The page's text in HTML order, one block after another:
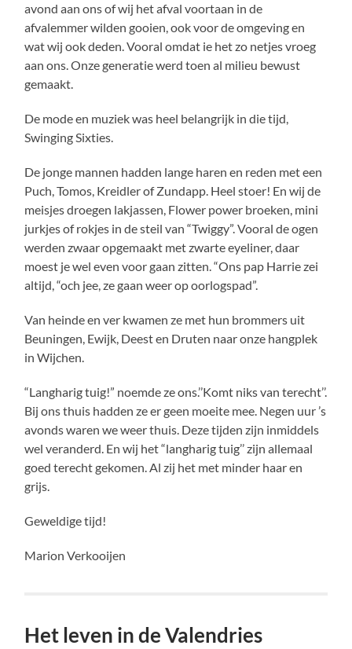
avond aan ons of wij het afval voortaan in de
afvalemmer wilden gooien, ook voor de omgeving en
wat wij ook deden. Vooral omdat ie het zo netjes vroeg
aan ons. Onze generatie werd toen al milieu bewust
gemaakt.
De mode en muziek was heel belangrijk in die tijd,
Swinging Sixties.
De jonge mannen hadden lange haren en reden met een
Puch, Tomos, Kreidler of Zundapp. Heel stoer! En wij de
meisjes droegen lakjassen, Flower power broeken, mini
jurkjes of rokjes in de steil van “Twiggy”. Vooral de ogen
werden zwaar opgemaakt met zwarte eyeliner, daar
moest je wel even voor gaan zitten. “Ons pap Harrie zei
altijd, “och jee, ze gaan weer op oorlogspad”.
Van heinde en ver kwamen ze met hun brommers uit
Beuningen, Ewijk, Deest en Druten naar onze hangplek
in Wijchen.
“Langharig tuig!” noemde ze ons.’’Komt niks van terecht’’.
Bij ons thuis hadden ze er geen moeite mee. Negen uur ’s
avonds waren we weer thuis. Deze tijden zijn inmiddels
wel veranderd. En wij het “langharig tuig’’ zijn allemaal
goed terecht gekomen. Al zij het met minder haar en
grijs.
Geweldige tijd!
Marion Verkooijen
Het leven in de Valendries